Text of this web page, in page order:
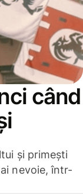
când
și primești
nevoie, într-